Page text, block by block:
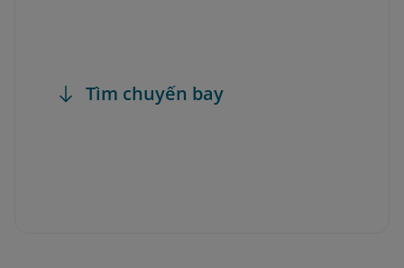
Tìm chuyến bay